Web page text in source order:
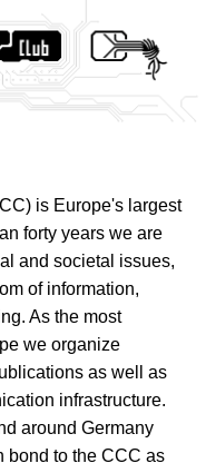
is Europe's largest
forty years we are
and societal issues,
of information,
As the most
we organize
as well as
infrastructure.
around Germany
bond to the CCC as